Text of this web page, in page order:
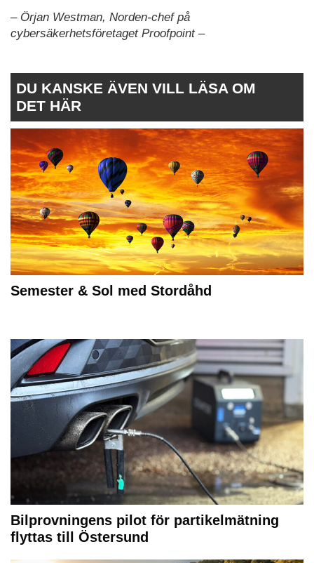
– Örjan Westman, Norden-chef på
cybersäkerhetsföretaget Proofpoint –
DU KANSKE ÄVEN VILL LÄSA OM
DET HÄR
Semester & Sol med Stordåhd
Bilprovningens pilot för partikelmätning
flyttas till Östersund